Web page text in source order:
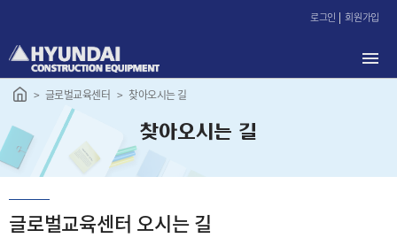
로
가
로그인 회원가입
글로벌교육센터 찾아오시는 길
찾아오시는 길
글로벌교육센터 오시는 길